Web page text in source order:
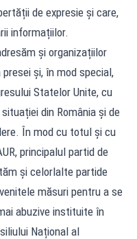
de expresie și care,
informațiilor.
și organizațiilor
și, în mod special,
Statelor Unite, cu
din România și de
În mod cu totul și cu
principalul partid de
și celorlalte partide
măsuri pentru a se
abuzive instituite în
Național al